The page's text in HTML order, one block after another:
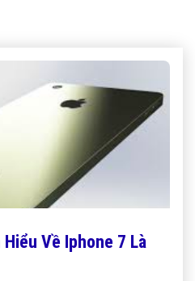
Về Iphone 7 Là